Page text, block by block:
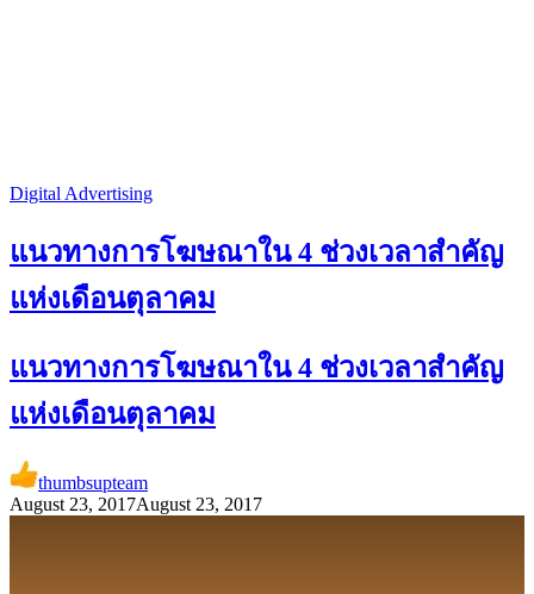
Digital Advertising
แนวทางการโฆษณาใน 4 ช่วงเวลาสำคัญ
แห่งเดือนตุลาคม
แนวทางการโฆษณาใน 4 ช่วงเวลาสำคัญ
แห่งเดือนตุลาคม
thumbsupteam
August 23, 2017August 23, 2017